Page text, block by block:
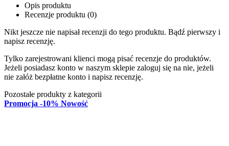
Opis produktu
Recenzje produktu (0)
Nikt jeszcze nie napisał recenzji do tego produktu. Bądź pierwszy i
napisz recenzję.
Tylko zarejestrowani klienci mogą pisać recenzje do produktów.
Jeżeli posiadasz konto w naszym sklepie zaloguj się na nie, jeżeli
nie załóż bezpłatne konto i napisz recenzję.
Pozostałe produkty z kategorii
Promocja -10% Nowość